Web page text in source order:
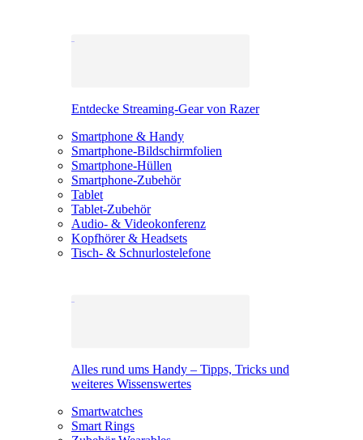
Entdecke Streaming-Gear von Razer
Smartphone & Handy
Smartphone-Bildschirmfolien
Smartphone-Hüllen
Smartphone-Zubehör
Tablet
Tablet-Zubehör
Audio- & Videokonferenz
Kopfhörer & Headsets
Tisch- & Schnurlostelefone
Alles rund ums Handy – Tipps, Tricks und
weiteres Wissenswertes
Smartwatches
Smart Rings